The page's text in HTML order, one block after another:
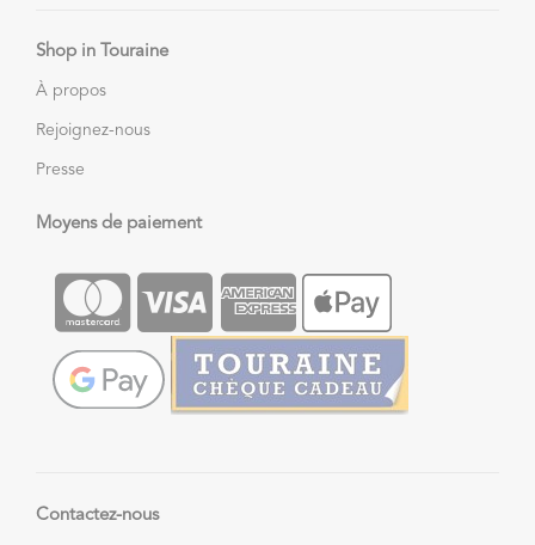
Shop in Touraine
À propos
Rejoignez-nous
Presse
Moyens de paiement
Contactez-nous